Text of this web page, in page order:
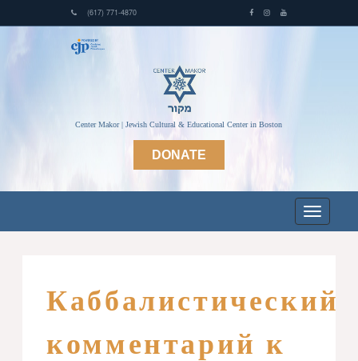
(617) 771-4870
Center Makor | Jewish Cultural & Educational Center in Boston
DONATE
Каббалистический
комментарий к